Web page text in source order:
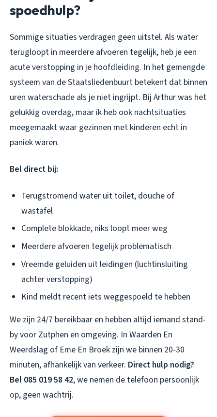
spoedhulp?
Sommige situaties verdragen geen uitstel. Als water
terugloopt in meerdere afvoeren tegelijk, heb je een
acute verstopping in je hoofdleiding. In het gemengde
systeem van de Staatsliedenbuurt betekent dat binnen
uren waterschade als je niet ingrijpt. Bij Arthur was het
gelukkig overdag, maar ik heb ook nachtsituaties
meegemaakt waar gezinnen met kinderen echt in
paniek waren.
Bel direct bij:
Terugstromend water uit toilet, douche of
wastafel
Complete blokkade, niks loopt meer weg
Meerdere afvoeren tegelijk problematisch
Vreemde geluiden uit leidingen (luchtinsluiting
achter verstopping)
Kind meldt recent iets weggespoeld te hebben
We zijn 24/7 bereikbaar en hebben altijd iemand stand-
by voor Zutphen en omgeving. In Waarden En
Weerdslag of Eme En Broek zijn we binnen 20-30
minuten, afhankelijk van verkeer. Direct hulp nodig?
Bel 085 019 58 42, we nemen de telefoon persoonlijk
op, geen wachtrij.